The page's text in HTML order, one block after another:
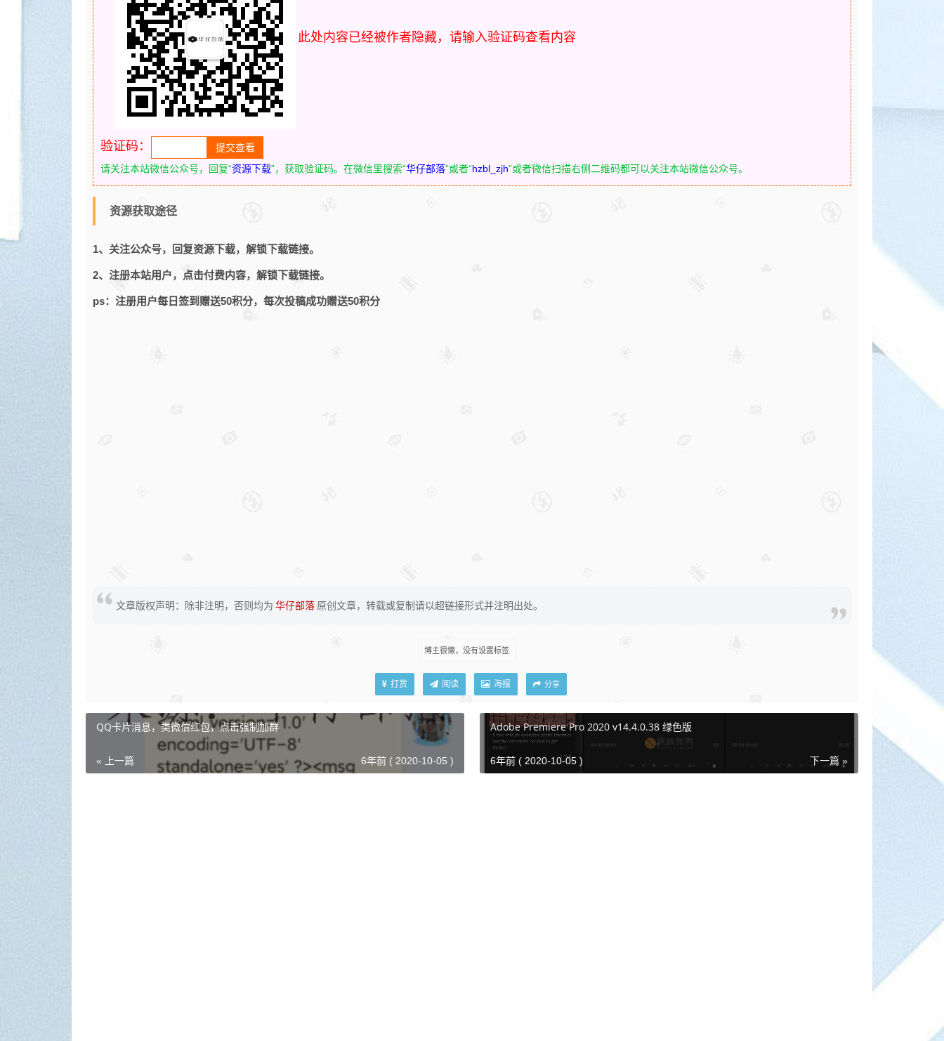
此处内容已经被作者隐藏，请输入验证码查看内容
验证码：
请关注本站微信公众号，回复“资源下载”，获取验证码。在微信里搜索“华仔部落”或者“hzbl_zjh”或者微信扫描右侧二维码都可以关注本站微信公众号。
资源获取途径
1、关注公众号，回复资源下载，解锁下载链接。
2、注册本站用户，点击付费内容，解锁下载链接。
ps：注册用户每日签到赠送50积分，每次投稿成功赠送50积分
文章版权声明：除非注明，否则均为 华仔部落 原创文章，转载或复制请以超链接形式并注明出处。
博主很懒，没有设置标签
打赏 阅读 海报 分享
QQ卡片消息，类微信红包，点击强制加群
« 上一篇 6年前 ( 2020-10-05 )
Adobe Premiere Pro 2020 v14.4.0.38 绿色版
下一篇 »
6年前 ( 2020-10-05 )